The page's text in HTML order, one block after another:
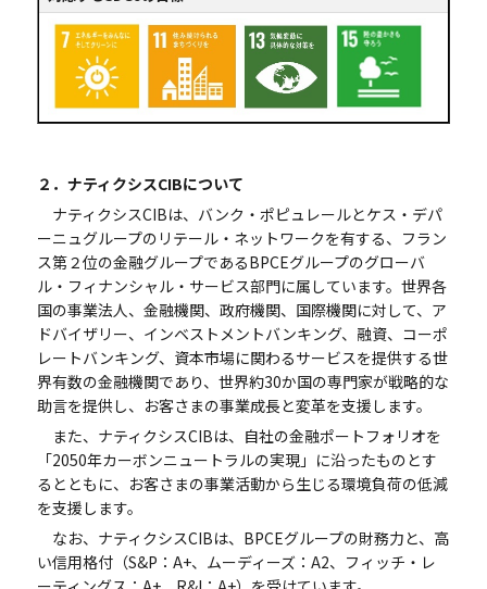
２．ナティクシスCIBについて
ナティクシスCIBは、バンク・ポピュレールとケス・デパ
ーニュグループのリテール・ネットワークを有する、フラン
ス第２位の金融グループであるBPCEグループのグローバ
ル・フィナンシャル・サービス部門に属しています。世界各
国の事業法人、金融機関、政府機関、国際機関に対して、ア
ドバイザリー、インベストメントバンキング、融資、コーポ
レートバンキング、資本市場に関わるサービスを提供する世
界有数の金融機関であり、世界約30か国の専門家が戦略的な
助言を提供し、お客さまの事業成長と変革を支援します。
また、ナティクシスCIBは、自社の金融ポートフォリオを
「2050年カーボンニュートラルの実現」に沿ったものとす
るとともに、お客さまの事業活動から生じる環境負荷の低減
を支援します。
なお、ナティクシスCIBは、BPCEグループの財務力と、高
い信用格付（S&P：A+、ムーディーズ：A2、フィッチ・レ